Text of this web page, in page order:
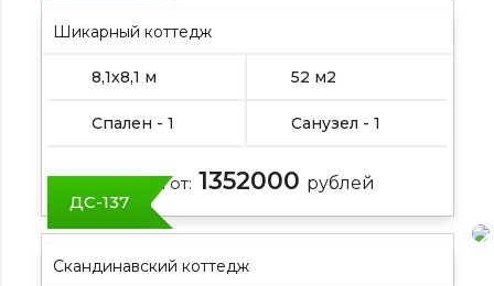
Шикарный коттедж
8,1х8,1 м 52 м2
Спален - 1 Санузел - 1
Цена от: 1352000 рублей
ДС-137
Скандинавский коттедж